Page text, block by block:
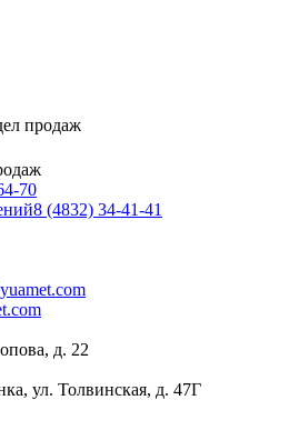
продаж
70
8 (4832) 34-41-41
д. 22
ул. Толвинская, д. 47Г